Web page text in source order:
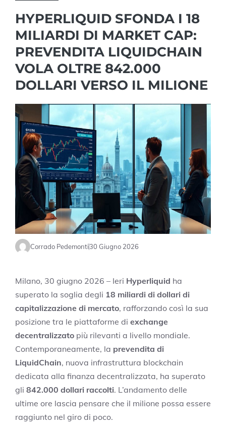
HYPERLIQUID SFONDA I 18
MILIARDI DI MARKET CAP:
PREVENDITA LIQUIDCHAIN
VOLA OLTRE 842.000
DOLLARI VERSO IL MILIONE
Corrado Pedemonti30 Giugno 2026
Milano, 30 giugno 2026 – Ieri Hyperliquid ha
superato la soglia degli 18 miliardi di dollari di
capitalizzazione di mercato, rafforzando così la sua
posizione tra le piattaforme di exchange
decentralizzato più rilevanti a livello mondiale.
Contemporaneamente, la prevendita di
LiquidChain, nuova infrastruttura blockchain
dedicata alla finanza decentralizzata, ha superato
gli 842.000 dollari raccolti. L’andamento delle
ultime ore lascia pensare che il milione possa essere
raggiunto nel giro di poco.